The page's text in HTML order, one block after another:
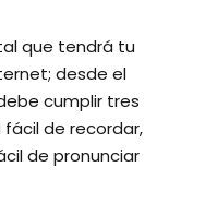
que tendrá tu
desde el
cumplir tres
de recordar,
de pronunciar